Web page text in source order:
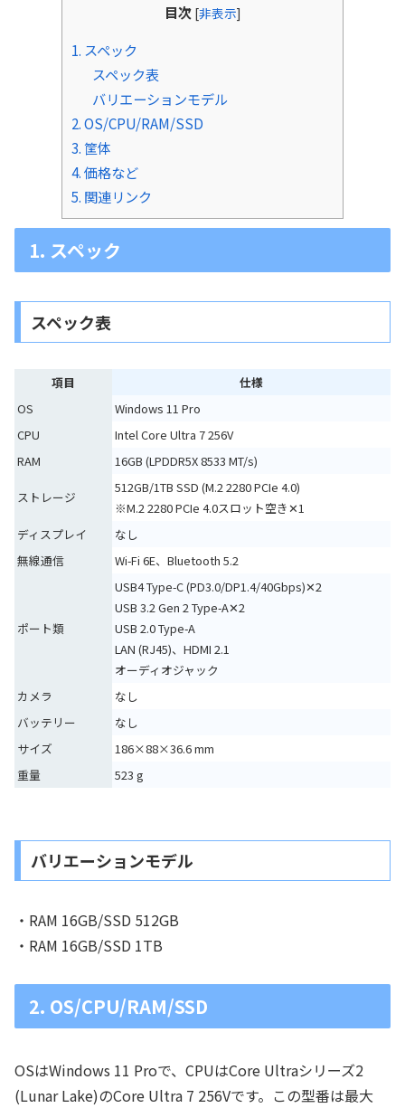
目次 [非表示]
1. スペック
スペック表
バリエーションモデル
2. OS/CPU/RAM/SSD
3. 筐体
4. 価格など
5. 関連リンク
1. スペック
スペック表
項目
仕様
OS
Windows 11 Pro
CPU
Intel Core Ultra 7 256V
RAM
16GB (LPDDR5X 8533 MT/s)
ストレージ
512GB/1TB SSD (M.2 2280 PCIe 4.0)
※M.2 2280 PCIe 4.0スロット空き✕1
ディスプレイ
なし
無線通信
Wi-Fi 6E、Bluetooth 5.2
ポート類
USB4 Type-C (PD3.0/DP1.4/40Gbps)✕2
USB 3.2 Gen 2 Type-A✕2
USB 2.0 Type-A
LAN (RJ45)、HDMI 2.1
オーディオジャック
カメラ
なし
バッテリー
なし
サイズ
186×88×36.6 mm
重量
523 g
バリエーションモデル
・RAM 16GB/SSD 512GB
・RAM 16GB/SSD 1TB
2. OS/CPU/RAM/SSD
OSはWindows 11 Proで、CPUはCore Ultraシリーズ2
(Lunar Lake)のCore Ultra 7 256Vです。この型番は最大